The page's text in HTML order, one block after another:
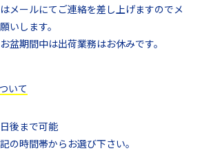
メールにてご連絡を差し上げますのでメ
いします。
盆期間中は出荷業務はお休みです。
いて
後まで可能
の時間帯からお選び下さい。